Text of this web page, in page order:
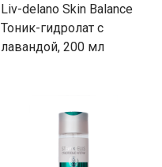
Liv-delano Skin Balance
Тоник-гидролат с
лавандой, 200 мл